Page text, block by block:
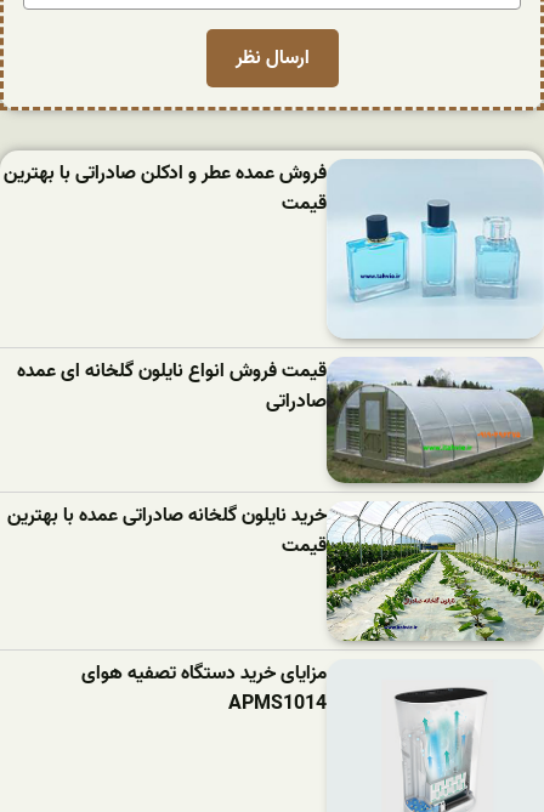
فروش عمده عطر و ادکلن صادراتی با بهترین
قیمت
قیمت فروش انواع نایلون گلخانه ای عمده
صادراتی
خرید نایلون گلخانه صادراتی عمده با بهترین
قیمت
مزایای خرید دستگاه تصفیه هوای
APMS1014